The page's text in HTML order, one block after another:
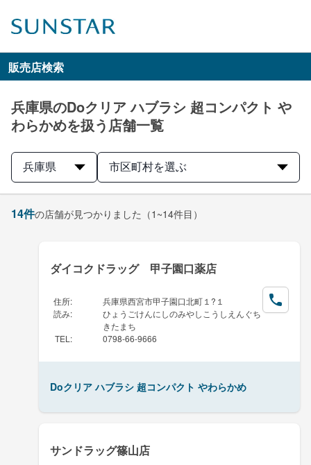
販売店検索
兵庫県のDoクリア ハブラシ 超コンパクト や
わらかめを扱う店舗一覧
兵庫県 市区町村を選ぶ
14件の店舗が見つかりました （1~14件目）
ダイコクドラッグ 甲子園口薬店
住所:
兵庫県西宮市甲子園口北町１?１
読み:
ひょうごけんにしのみやしこうしえんぐち
きたまち
TEL : 0798-66-9666
Doクリア ハブラシ 超コンパクト やわらかめ
サンドラッグ篠山店